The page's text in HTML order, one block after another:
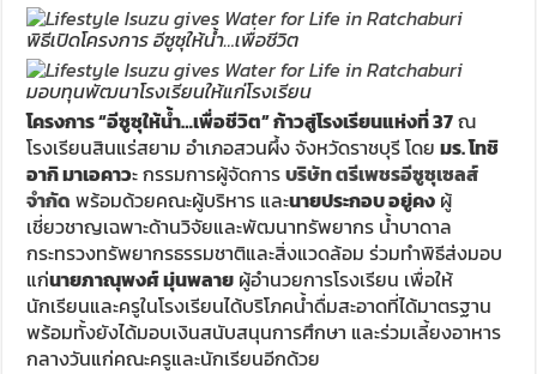
พิธีเปิดโครงการ อีซูซุให้น้ำ…เพื่อชีวิต
มอบทุนพัฒนาโรงเรียนให้แก่โรงเรียน
โครงการ “อีซูซุให้น้ำ…เพื่อชีวิต” ก้าวสู่โรงเรียนแห่งที่ 37ณ
โรงเรียนสินแร่สยาม อำเภอสวนผึ้ง จังหวัดราชบุรี โดยมร. โทชิ
อากิ มาเอคาวะ กรรมการผู้จัดการบริษัท ตรีเพชรอีซูซุเซลส์
จำกัด พร้อมด้วยคณะผู้บริหาร และนายประกอบ อยู่คง ผู้
เชี่ยวชาญเฉพาะด้านวิจัยและพัฒนาทรัพยากร น้ำบาดาล
กระทรวงทรัพยากรธรรมชาติและสิ่งแวดล้อม ร่วมทำพิธีส่งมอบ
แก่นายภาณุพงศ์ มุ่นพลาย ผู้อำนวยการโรงเรียน เพื่อให้
นักเรียนและครูในโรงเรียนได้บริโภคน้ำดื่มสะอาดที่ได้มาตรฐาน
พร้อมทั้งยังได้มอบเงินสนับสนุนการศึกษา และร่วมเลี้ยงอาหาร
กลางวันแก่คณะครูและนักเรียนอีกด้วย